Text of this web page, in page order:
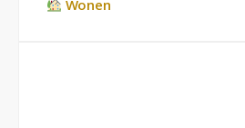
Wonen